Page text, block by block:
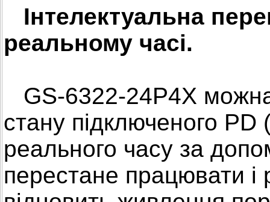
Інтелектуальна
реальному часі.
GS-6322-24P4X
стану підключеного
реального часу за
перестане працювати і